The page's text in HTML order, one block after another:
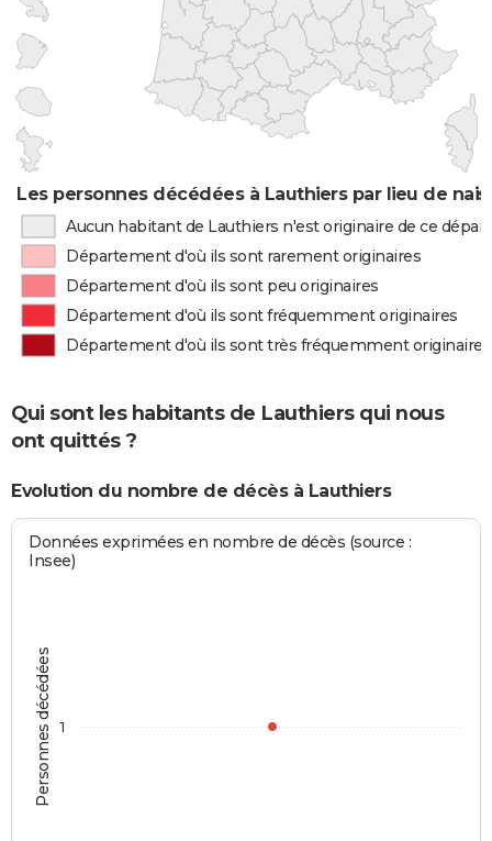
Les personnes décédées à Lauthiers par lieu de
Aucun habitant de Lauthiers n'est originaire de ce
Département d'où ils sont rarement originaires
Département d'où ils sont peu originaires
Département d'où ils sont fréquemment originaires
Département d'où ils sont très fréquemment originaires
Qui sont les habitants de Lauthiers qui nous
ont quittés ?
Evolution du nombre de décès à Lauthiers
Personnes décédées
Données exprimées en nombre de décès (source :
Insee)
1